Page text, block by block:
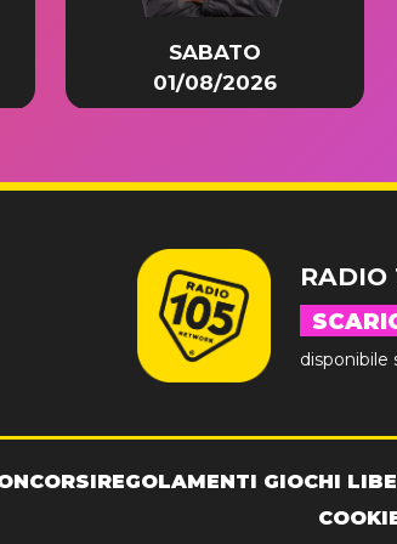
SABATO
01/08/2026
RADIO
disponibile
REGOLAMENTI GIOCHI